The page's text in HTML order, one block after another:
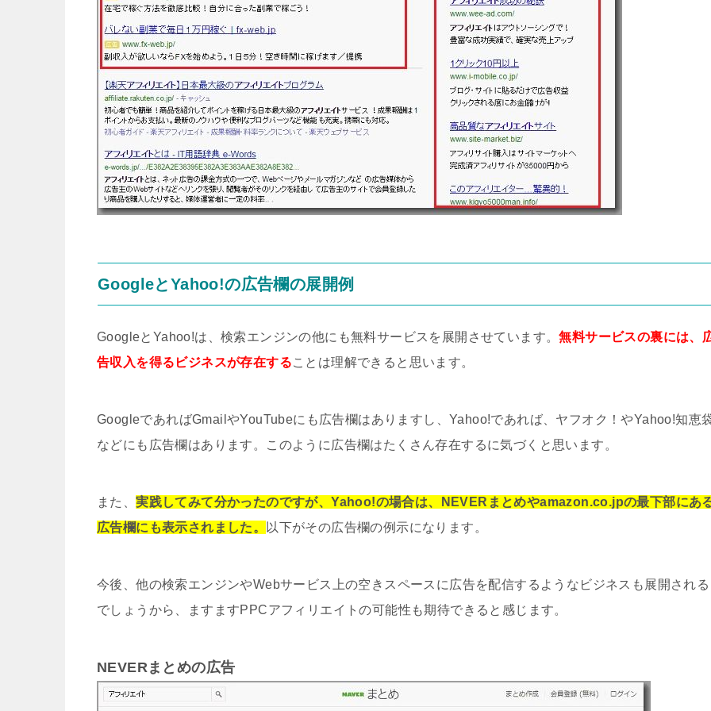
GoogleとYahoo!の広告欄の展開例
GoogleとYahoo!は、検索エンジンの他にも無料サービスを展開させています。無料サービスの裏には、
告収入を得るビジネスが存在することは理解できると思います。
GoogleであればGmailやYouTubeにも広告欄はありますし、Yahoo!であれば、ヤフオク！やYahoo!知恵
などにも広告欄はあります。このように広告欄はたくさん存在するに気づくと思います。
また、実践してみて分かったのですが、Yahoo!の場合は、NEVERまとめやamazon.co.jpの最下部にあ
広告欄にも表示されました。
以下がその広告欄の例示になります。
今後、他の検索エンジンやWebサービス上の空きスペースに広告を配信するようなビジネスも展開される
でしょうから、ますますPPCアフィリエイトの可能性も期待できると感じます。
NEVERまとめの広告